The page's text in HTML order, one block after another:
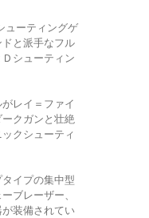
ューティングゲ
と派手なフル
シューティン
レイ＝ファイ
クガンと壮絶
クシューティ
イプの集中型
ブレーザー、
装備されてい